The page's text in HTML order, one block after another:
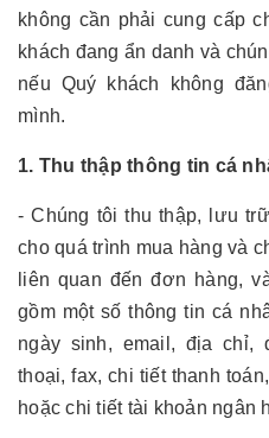
không cần phải cung cấp
khách đang ẩn danh và
nếu Quý khách không
mình.
1. Thu thập thông tin cá
- Chúng tôi thu thập, lưu
cho quá trình mua hàng và
liên quan đến đơn hàng,
gồm một số thông tin cá
ngày sinh, email, địa chỉ,
thoại, fax, chi tiết thanh
hoặc chi tiết tài khoản ngân